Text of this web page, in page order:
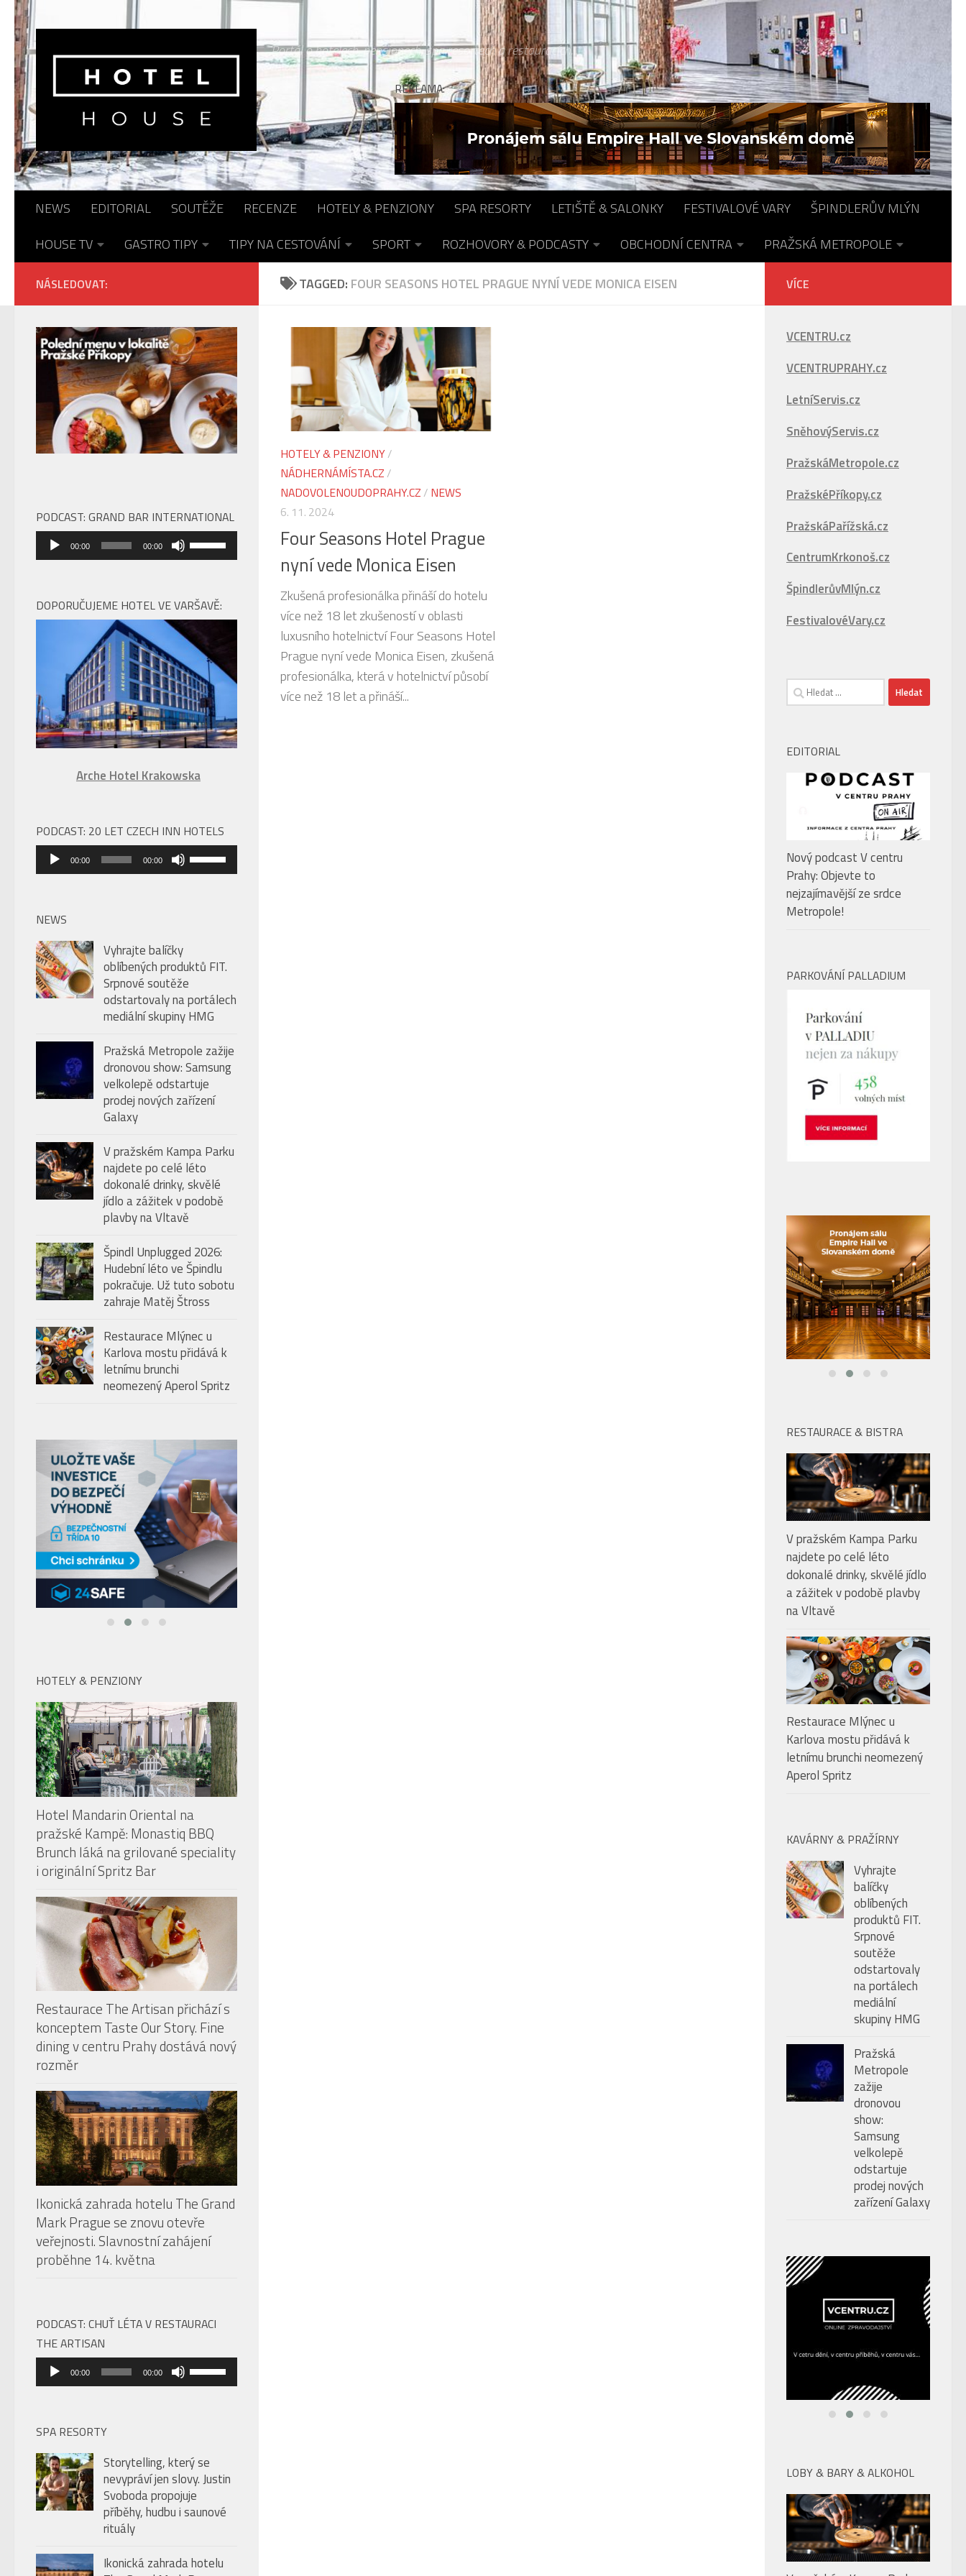
Skip to content
Portál o hotelech, pensionech, spa resortech a restauracích...
REKLAMA:
NEWS EDITORIAL SOUTĚŽE RECENZE HOTELY & PENZIONY SPA RESORTY LETIŠTĚ & SALONKY FESTIVALOVÉ VARY
ŠPINDLERŮV MLÝN
HOUSE TV
GASTRO TIPY TIPY NA CESTOVÁNÍ SPORT ROZHOVORY & PODCASTY OBCHODNÍ CENTRA PRAŽSKÁ METROPOLE
TAGGED: FOUR SEASONS HOTEL PRAGUE NYNÍ VEDE MONICA EISEN
HOTELY & PENZIONY/
NÁDHERNÁMÍSTA.CZ /
NADOVOLENOUDOPRAHY.CZ / NEWS
6. 11. 2024
Four Seasons Hotel Prague
nyní vede Monica Eisen
Zkušená profesionálka přináší do hotelu
více než 18 let zkušeností v oblasti
luxusního hotelnictví Four Seasons Hotel
Prague nyní vede Monica Eisen, zkušená
profesionálka, která v hotelnictví působí
více než 18 let a přináší...
NÁSLEDOVAT:
PODCAST: GRAND BAR INTERNATIONAL
Audio
přehrávač
00:00 00:00
Použitím
šipek
zvýšíte
nebo
snížíte
úroveň
hlasitosti.
DOPORUČUJEME HOTEL VE VARŠAVĚ:
Arche Hotel Krakowska
PODCAST: 20 LET CZECH INN HOTELS
Audio
přehrávač
00:00 00:00
Použitím
šipek
úroveň
NEWS
Vyhrajte balíčky
oblíbených produktů FIT.
Srpnové soutěže
odstartovaly na portálech
mediální skupiny HMG
Pražská Metropole zažije
dronovou show: Samsung
velkolepě odstartuje
prodej nových zařízení
Galaxy
V pražském Kampa Parku
najdete po celé léto
dokonalé drinky, skvělé
jídlo a zážitek v podobě
plavby na Vltavě
Špindl Unplugged 2026:
Hudební léto ve Špindlu
pokračuje. Už tuto sobotu
zahraje Matěj Štross
Restaurace Mlýnec u
Karlova mostu přidává k
letnímu brunchi
neomezený Aperol Spritz
HOTELY & PENZIONY
Hotel Mandarin Oriental na
pražské Kampě: Monastiq BBQ
Brunch láká na grilované speciality
i originální Spritz Bar
Restaurace The Artisan přichází s
konceptem Taste Our Story. Fine
dining v centru Prahy dostává nový
rozměr
Ikonická zahrada hotelu The Grand
Mark Prague se znovu otevře
veřejnosti. Slavnostní zahájení
proběhne 14. května
PODCAST: CHUŤ LÉTA V RESTAURACI
THE ARTISAN
Audio
přehrávač
00:00 00:00
Použitím
šipek
snížíte
úroveň
hlasitosti.
SPA RESORTY
Storytelling, který se
nevypráví jen slovy. Justin
Svoboda propojuje
příběhy, hudbu i saunové
rituály
Ikonická zahrada hotelu
VÍCE
VCENTRU.cz
VCENTRUPRAHY.cz
LetníServis.cz
SněhovýServis.cz
PražskáMetropole.cz
PražskéPříkopy.cz
PražskáPařížská.cz
CentrumKrkonoš.cz
ŠpindlerůvMlýn.cz
FestivalovéVary.cz
Vyhledávání
EDITORIAL
Nový podcast V centru
Prahy: Objevte to
nejzajímavější ze srdce
Metropole!
PARKOVÁNÍ PALLADIUM
RESTAURACE & BISTRA
V pražském Kampa Parku
najdete po celé léto
dokonalé drinky, skvělé jídlo
a zážitek v podobě plavby
na Vltavě
Restaurace Mlýnec u
Karlova mostu přidává k
letnímu brunchi neomezený
Aperol Spritz
KAVÁRNY & PRAŽÍRNY
Vyhrajte
balíčky
oblíbených
produktů FIT.
Srpnové
soutěže
odstartovaly
na portálech
mediální
skupiny HMG
Pražská
Metropole
zažije
dronovou
show:
Samsung
velkolepě
odstartuje
prodej nových
zařízení Galaxy
V pražském Kampa Parku